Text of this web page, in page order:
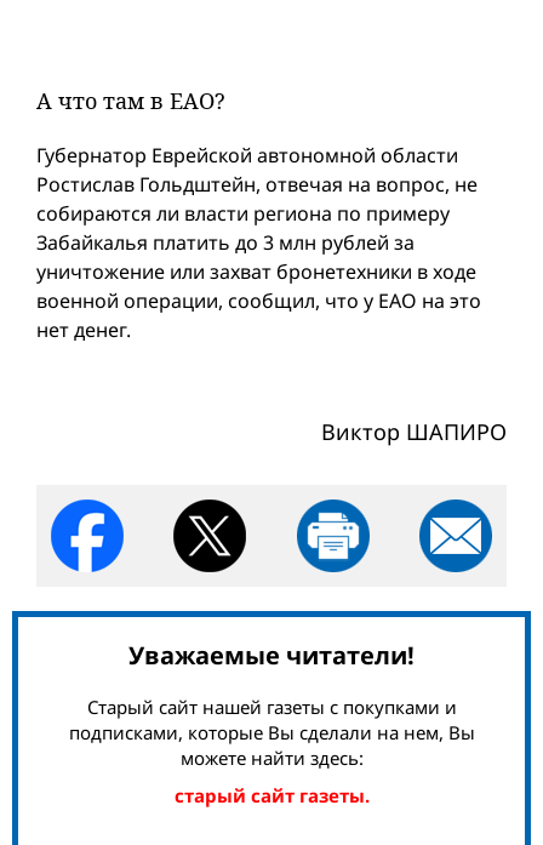
А что там в ЕАО?
Губернатор Еврейской автономной области
Ростислав Гольдштейн, отвечая на вопрос, не
собираются ли власти региона по примеру
Забайкалья платить до 3 млн рублей за
уничтожение или захват бронетехники в ходе
военной операции, сообщил, что у ЕАО на это
нет денег.
Виктор ШАПИРО
Уважаемые читатели!
Старый сайт нашей газеты с покупками и
подписками, которые Вы сделали на нем, Вы
можете найти здесь:
старый сайт газеты.